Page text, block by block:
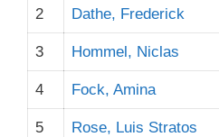
2 Dathe, Frederick
3 Hommel, Niclas
4 Fock, Amina
5 Rose, Luis Stratos